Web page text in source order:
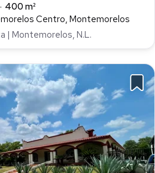
400 m²
Centro, Montemorelos
| Montemorelos, N.L.